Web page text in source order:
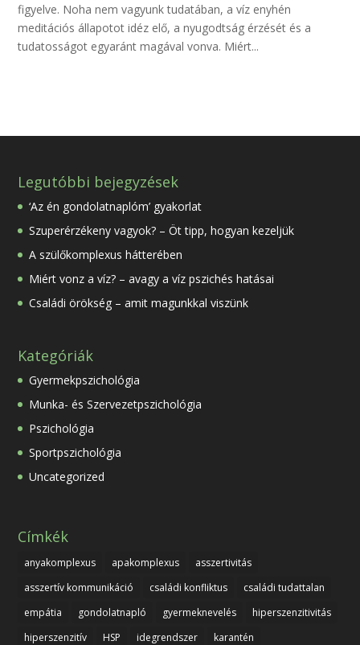
figyelve. Noha nem vagyunk tudatában, a víz enyhén
meditációs állapotot idéz elő, a nyugodtság érzését és a
tudatosságot egyaránt magával vonva. Miért...
Legutóbbi bejegyzések
‘Az én gondolatnaplóm’ gyakorlat
Szuperérzékeny vagyok? – Öt tipp, hogyan kezeljük
A szülőkomplexus hátterében
Miért vonz a víz? – avagy a víz pszichés hatásai
Családi örökség – amit magunkkal viszünk
Kategóriák
Gyermekpszichológia
Munka- és Szervezetpszichológia
Pszichológia
Sportpszichológia
Uncategorized
Címkék
anyakomplexus apakomplexus
asszertivitás
asszertív kommunikáció
családi konfliktus
családi tudattalan
empátia
gondolatnapló gyermeknevelés
hiperszenzitivitás
hiperszenzitív
HSP idegrendszer karantén